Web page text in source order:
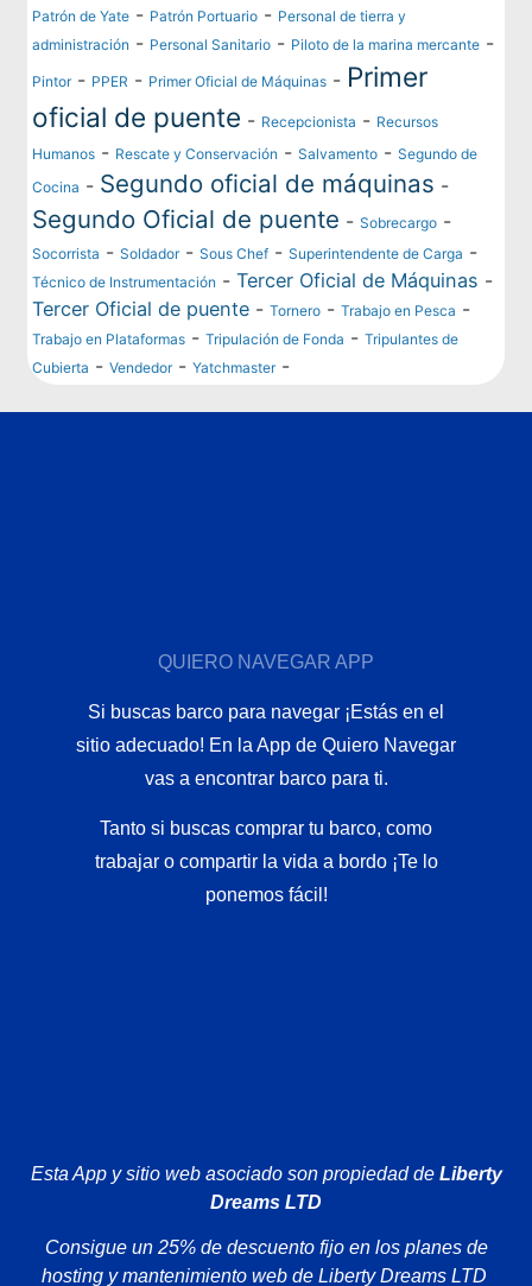
Patrón de Yate - Patrón Portuario - Personal de tierra y
administración - Personal Sanitario - Piloto de la marina mercante -
Pintor- PPER - Primer Oficial de Máquinas - Primer
oficial de puente - Recepcionista - Recursos
Humanos - Rescate y Conservación -Salvamento -Segundo de
Cocina - Segundo oficial de máquinas -
Segundo Oficial de puente -Sobrecargo -
Socorrista -Soldador-Sous Chef -Superintendente de Carga -
Técnico de Instrumentación -Tercer Oficial de Máquinas -
Tercer Oficial de puente -Tornero -Trabajo en Pesca -
Trabajo en Plataformas -Tripulación de Fonda -Tripulantes de
Cubierta -Vendedor-Yatchmaster-
QUIERO NAVEGAR APP
Si buscas barco para navegar ¡Estás en el
sitio adecuado! En la App de Quiero Navegar
vas a encontrar barco para ti.
Tanto si buscas comprar tu barco, como
trabajar o compartir la vida a bordo ¡Te lo
ponemos fácil!
Esta App y sitio web asociado son propiedad de Liberty
Dreams LTD
Consigue un 25% de descuento fijo en los planes de
hosting y mantenimiento web de Liberty Dreams LTD